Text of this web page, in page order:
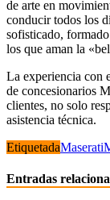
de arte en
conducir todos los
sofisticado,
los que aman la
La experiencia con
de concesionarios
clientes, no solo
asistencia técnica.
EtiquetadaMaserati
Entradas